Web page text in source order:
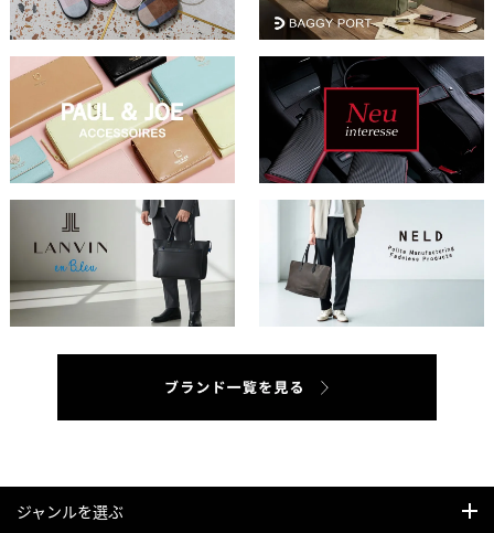
ジャンルを選ぶ